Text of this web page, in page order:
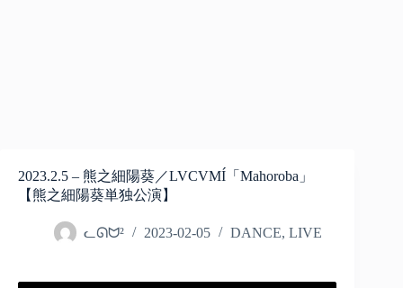
2023.2.5 – 熊之細陽葵／LVCVMÍ「Mahoroba」
【熊之細陽葵単独公演】
ᓚᘏᗢ² 2023-02-05 DANCE, LIVE